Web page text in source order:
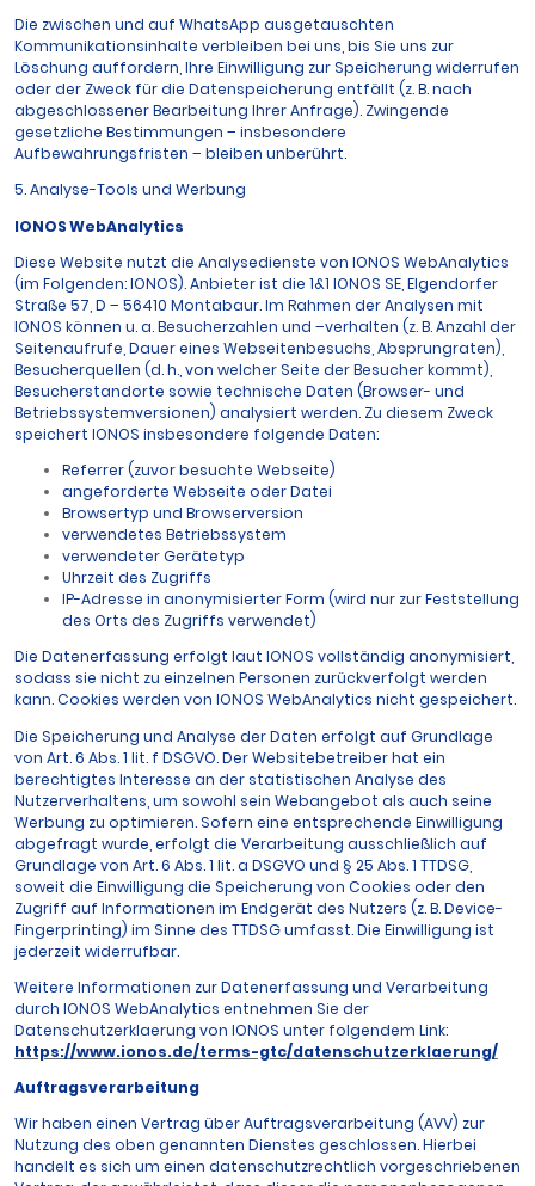
Die zwischen und auf WhatsApp ausgetauschten
Kommunikationsinhalte verbleiben bei uns, bis Sie uns zur
Löschung auffordern, Ihre Einwilligung zur Speicherung widerrufen
oder der Zweck für die Datenspeicherung entfällt (z. B. nach
abgeschlossener Bearbeitung Ihrer Anfrage). Zwingende
gesetzliche Bestimmungen – insbesondere
Aufbewahrungsfristen – bleiben unberührt.
5. Analyse-Tools und Werbung
IONOS WebAnalytics
Diese Website nutzt die Analysedienste von IONOS WebAnalytics
(im Folgenden: IONOS). Anbieter ist die 1&1 IONOS SE, Elgendorfer
Straße 57, D – 56410 Montabaur. Im Rahmen der Analysen mit
IONOS können u. a. Besucherzahlen und –verhalten (z. B. Anzahl der
Seitenaufrufe, Dauer eines Webseitenbesuchs, Absprungraten),
Besucherquellen (d. h., von welcher Seite der Besucher kommt),
Besucherstandorte sowie technische Daten (Browser- und
Betriebssystemversionen) analysiert werden. Zu diesem Zweck
speichert IONOS insbesondere folgende Daten:
Referrer (zuvor besuchte Webseite)
angeforderte Webseite oder Datei
Browsertyp und Browserversion
verwendetes Betriebssystem
verwendeter Gerätetyp
Uhrzeit des Zugriffs
IP-Adresse in anonymisierter Form (wird nur zur Feststellung
des Orts des Zugriffs verwendet)
Die Datenerfassung erfolgt laut IONOS vollständig anonymisiert,
sodass sie nicht zu einzelnen Personen zurückverfolgt werden
kann. Cookies werden von IONOS WebAnalytics nicht gespeichert.
Die Speicherung und Analyse der Daten erfolgt auf Grundlage
von Art. 6 Abs. 1 lit. f DSGVO. Der Websitebetreiber hat ein
berechtigtes Interesse an der statistischen Analyse des
Nutzerverhaltens, um sowohl sein Webangebot als auch seine
Werbung zu optimieren. Sofern eine entsprechende Einwilligung
abgefragt wurde, erfolgt die Verarbeitung ausschließlich auf
Grundlage von Art. 6 Abs. 1 lit. a DSGVO und § 25 Abs. 1 TTDSG,
soweit die Einwilligung die Speicherung von Cookies oder den
Zugriff auf Informationen im Endgerät des Nutzers (z. B. Device-
Fingerprinting) im Sinne des TTDSG umfasst. Die Einwilligung ist
jederzeit widerrufbar.
Weitere Informationen zur Datenerfassung und Verarbeitung
durch IONOS WebAnalytics entnehmen Sie der
Datenschutzerklaerung von IONOS unter folgendem Link:
https://www.ionos.de/terms-gtc/datenschutzerklaerung/
Auftragsverarbeitung
Wir haben einen Vertrag über Auftragsverarbeitung (AVV) zur
Nutzung des oben genannten Dienstes geschlossen. Hierbei
handelt es sich um einen datenschutzrechtlich vorgeschriebenen